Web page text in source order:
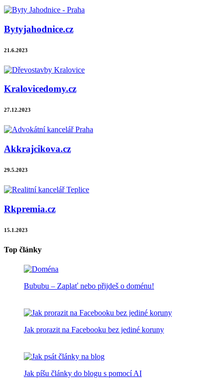
Bytyjahodnice.cz
21.6.2023
Kralovicedomy.cz
27.12.2023
Akkrajcikova.cz
29.5.2023
Rkpremia.cz
15.1.2023
Top články
Bububu – Zaplať nebo přijdeš o doménu!
Jak prorazit na Facebooku bez jediné koruny
Jak píšu články do blogu s pomocí AI